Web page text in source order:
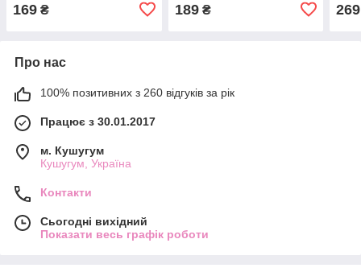
169 ₴ 189₴ 269
Про нас
100% позитивних з 260 відгуків за рік
Працює з 30.01.2017
м. Кушугум
Кушугум, Україна
Контакти
Сьогодні вихідний
Показати весь графік роботи